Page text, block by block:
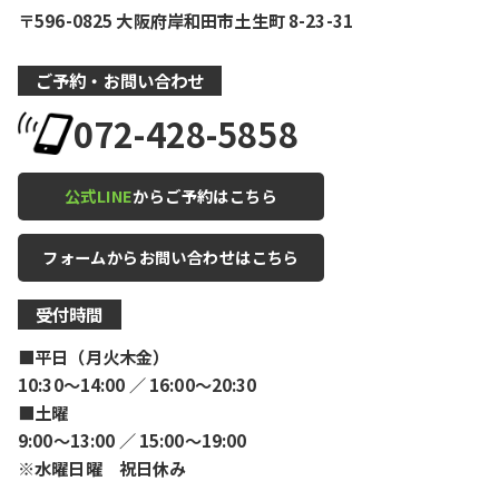
〒596-0825 大阪府岸和田市土生町 8-23-31
ご予約・お問い合わせ
072-428-5858
公式LINEからご予約はこちら
フォームからお問い合わせはこちら
受付時間
■平日（月火木金）
10:30〜14:00 ／ 16:00〜20:30
■土曜
9:00〜13:00 ／ 15:00〜19:00
※水曜日曜 祝日休み